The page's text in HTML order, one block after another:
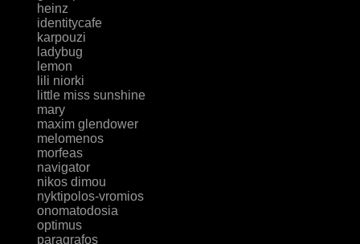
heinz
identitycafe
karpouzi
ladybug
lemon
lili niorki
little miss sunshine
mary
maxim glendower
melomenos
morfeas
navigator
nikos dimou
nyktipolos-vromios
onomatodosia
optimus
paragrafos